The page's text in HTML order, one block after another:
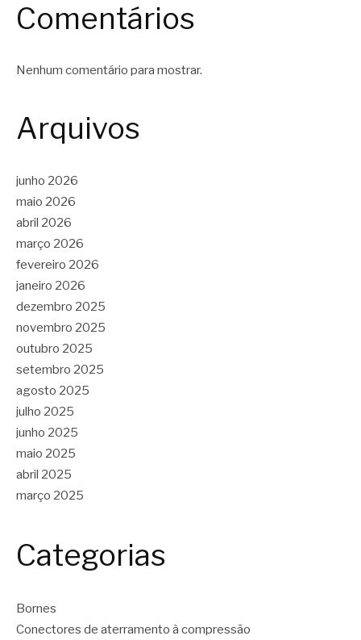
Comentários
Nenhum comentário para mostrar.
Arquivos
junho 2026
maio 2026
abril 2026
março 2026
fevereiro 2026
janeiro 2026
dezembro 2025
novembro 2025
outubro 2025
setembro 2025
agosto 2025
julho 2025
junho 2025
maio 2025
abril 2025
março 2025
Categorias
Bornes
Conectores de aterramento à compressão